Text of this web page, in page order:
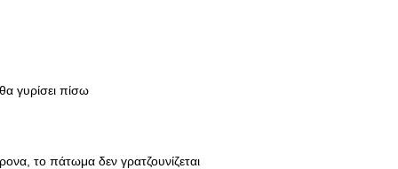
γυρίσει πίσω
το πάτωμα δεν γρατζουνίζεται